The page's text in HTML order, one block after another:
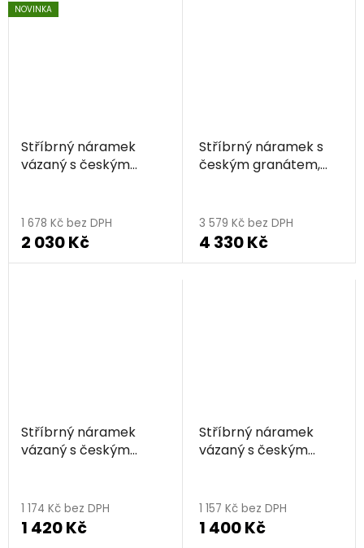
NOVINKA
Stříbrný náramek
vázaný s českým
1 678 Kč bez DPH
2 030 Kč
Stříbrný náramek s
českým granátem,
3 579 Kč bez DPH
4 330 Kč
Stříbrný náramek
vázaný s českým
1 174 Kč bez DPH
1 420 Kč
Stříbrný náramek
vázaný s českým
1 157 Kč bez DPH
1 400 Kč